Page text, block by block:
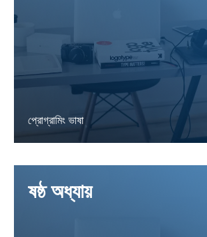
প্রোগ্রামিং ভাষা
MORE
ষষ্ঠ অধ্যায়